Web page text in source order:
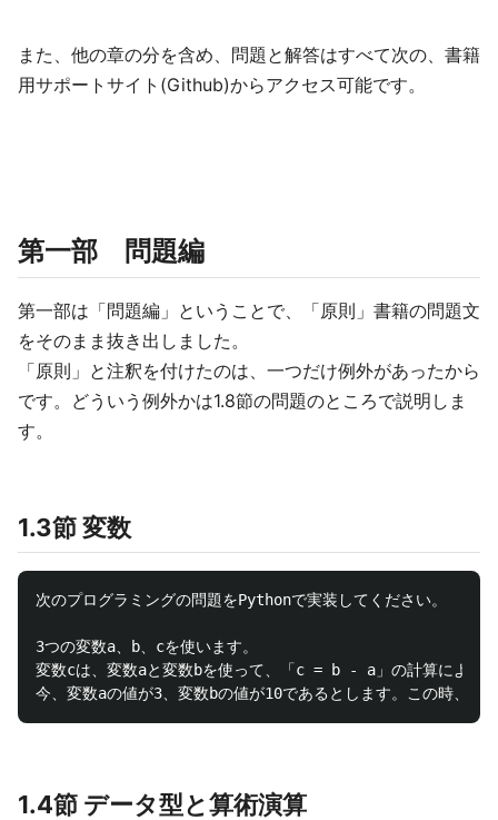
また、他の章の分を含め、問題と解答はすべて次の、書籍
用サポートサイト(Github)からアクセス可能です。
第一部 問題編
第一部は「問題編」ということで、「原則」書籍の問題文
をそのまま抜き出しました。
「原則」と注釈を付けたのは、一つだけ例外があったから
です。どういう例外かは1.8節の問題のところで説明しま
す。
1.3節 変数
次のプログラミングの問題をPythonで実装してください。
3つの変数a、b、cを使います。
変数cは、変数aと変数bを使って、「c = b - a」の計算により
1.4節 データ型と算術演算